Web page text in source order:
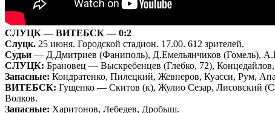
СЛУЦК — ВИТЕБСК — 0:2
Слуцк. 25 июня. Городской стадион. 17.00. 612 зрителей.
Судьи — Д.Дмитриев (Фаниполь), Д.Емельянчиков (Гомель),
СЛУЦК: Брановец — Выскребенцев (Глебко, 72),
Запасные: Кондратенко, Пилецкий, Жевнеров, Куасси, Рум,
ВИТЕБСК: Гущенко — Скитов (к), Жулио Сезар, Лисовский
Волков.
Запасные: Харитонов, Лебедев, Дробыш.